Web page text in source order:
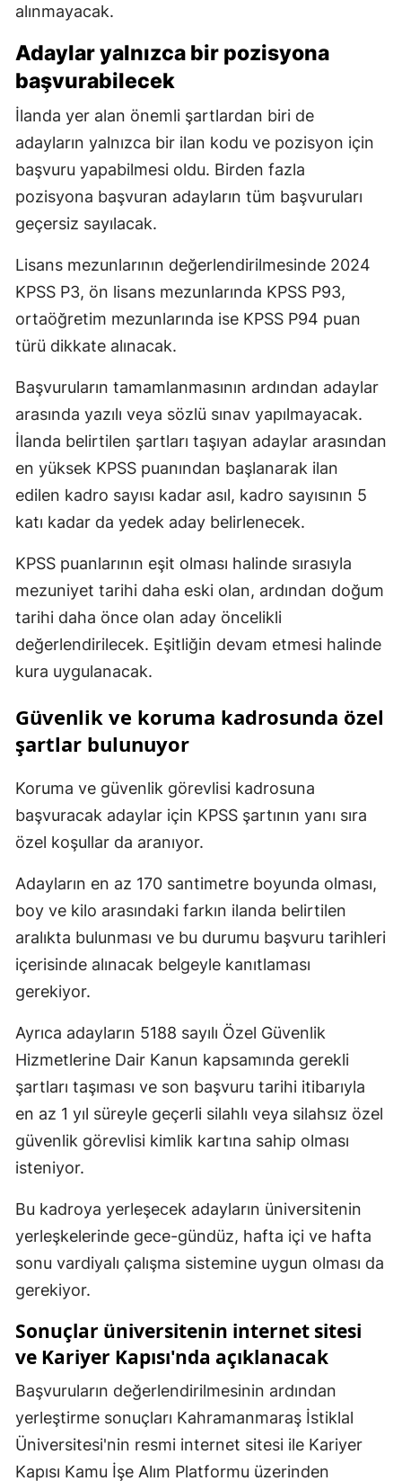
alınmayacak.
Adaylar yalnızca bir pozisyona
başvurabilecek
İlanda yer alan önemli şartlardan biri de
adayların yalnızca bir ilan kodu ve pozisyon için
başvuru yapabilmesi oldu. Birden fazla
pozisyona başvuran adayların tüm başvuruları
geçersiz sayılacak.
Lisans mezunlarının değerlendirilmesinde 2024
KPSS P3, ön lisans mezunlarında KPSS P93,
ortaöğretim mezunlarında ise KPSS P94 puan
türü dikkate alınacak.
Başvuruların tamamlanmasının ardından adaylar
arasında yazılı veya sözlü sınav yapılmayacak.
İlanda belirtilen şartları taşıyan adaylar arasından
en yüksek KPSS puanından başlanarak ilan
edilen kadro sayısı kadar asıl, kadro sayısının 5
katı kadar da yedek aday belirlenecek.
KPSS puanlarının eşit olması halinde sırasıyla
mezuniyet tarihi daha eski olan, ardından doğum
tarihi daha önce olan aday öncelikli
değerlendirilecek. Eşitliğin devam etmesi halinde
kura uygulanacak.
Güvenlik ve koruma kadrosunda özel
şartlar bulunuyor
Koruma ve güvenlik görevlisi kadrosuna
başvuracak adaylar için KPSS şartının yanı sıra
özel koşullar da aranıyor.
Adayların en az 170 santimetre boyunda olması,
boy ve kilo arasındaki farkın ilanda belirtilen
aralıkta bulunması ve bu durumu başvuru tarihleri
içerisinde alınacak belgeyle kanıtlaması
gerekiyor.
Ayrıca adayların 5188 sayılı Özel Güvenlik
Hizmetlerine Dair Kanun kapsamında gerekli
şartları taşıması ve son başvuru tarihi itibarıyla
en az 1 yıl süreyle geçerli silahlı veya silahsız özel
güvenlik görevlisi kimlik kartına sahip olması
isteniyor.
Bu kadroya yerleşecek adayların üniversitenin
yerleşkelerinde gece-gündüz, hafta içi ve hafta
sonu vardiyalı çalışma sistemine uygun olması da
gerekiyor.
Sonuçlar üniversitenin internet sitesi
ve Kariyer Kapısı'nda açıklanacak
Başvuruların değerlendirilmesinin ardından
yerleştirme sonuçları Kahramanmaraş İstiklal
Üniversitesi'nin resmi internet sitesi ile Kariyer
Kapısı Kamu İşe Alım Platformu üzerinden